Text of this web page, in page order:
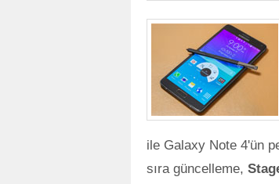
ile Galaxy Note 4'ün
sıra güncelleme,